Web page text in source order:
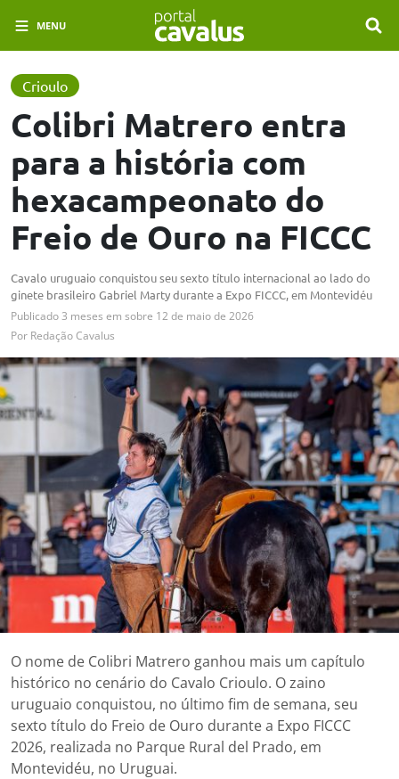
MENU
Crioulo
Colibri Matrero entra
para a história com
hexacampeonato do
Freio de Ouro na FICCC
Cavalo uruguaio conquistou seu sexto título internacional ao lado do
ginete brasileiro Gabriel Marty durante a Expo FICCC, em Montevidéu
Publicado3 meses em sobre 12 de maio de 2026
Por Redação Cavalus
O nome de Colibri Matrero ganhou mais um capítulo
histórico no cenário do Cavalo Crioulo. O zaino
uruguaio conquistou, no último fim de semana, seu
sexto título do Freio de Ouro durante a Expo FICCC
2026, realizada no Parque Rural del Prado, em
Montevidéu, no Uruguai.